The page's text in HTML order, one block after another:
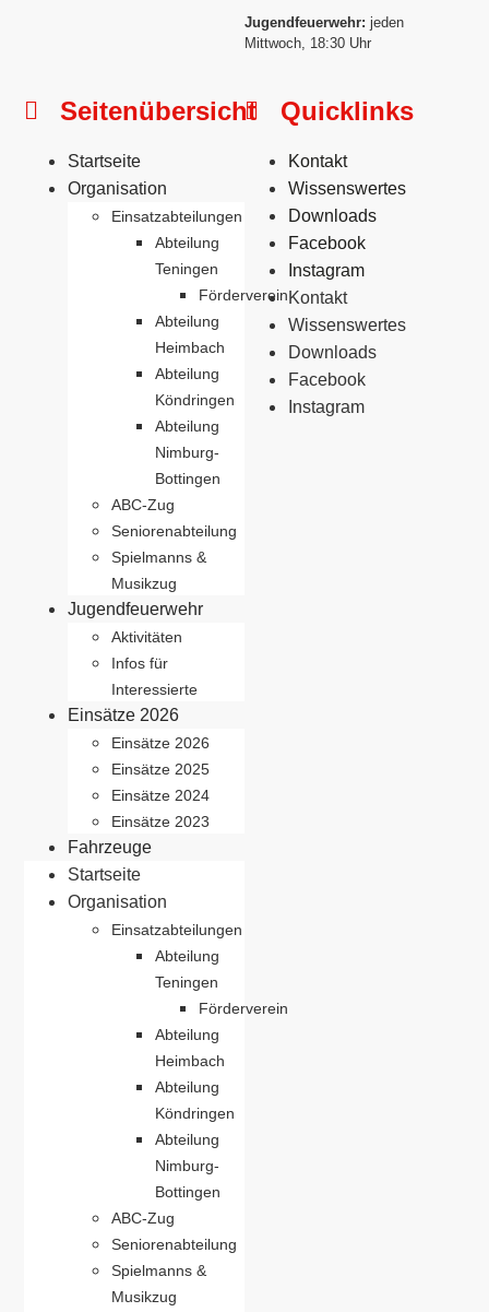
Jugendfeuerwehr: jeden
Mittwoch, 18:30 Uhr
Seitenübersicht
Startseite
Organisation
Einsatzabteilungen
Abteilung
Teningen
Förderverein
Abteilung
Heimbach
Abteilung
Köndringen
Abteilung
Nimburg-
Bottingen
ABC-Zug
Seniorenabteilung
Spielmanns &
Musikzug
Jugendfeuerwehr
Aktivitäten
Infos für
Interessierte
Einsätze 2026
Einsätze 2026
Einsätze 2025
Einsätze 2024
Einsätze 2023
Fahrzeuge
Startseite
Organisation
Einsatzabteilungen
Abteilung
Teningen
Förderverein
Abteilung
Heimbach
Abteilung
Köndringen
Abteilung
Nimburg-
Bottingen
ABC-Zug
Seniorenabteilung
Spielmanns &
Musikzug
Quicklinks
Kontakt
Wissenswertes
Downloads
Facebook
Instagram
Kontakt
Wissenswertes
Downloads
Facebook
Instagram